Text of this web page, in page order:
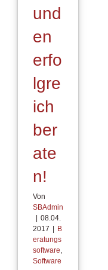
und
en
erfo
lgre
ich
ber
ate
n!
Von
SBAdmin
| 08.04.
2017 | B
eratungs
software
Software